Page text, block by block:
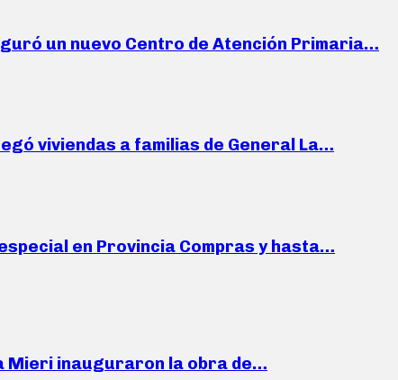
un nuevo Centro de Atención Primaria…
viviendas a familias de General La…
en Provincia Compras y hasta…
Mieri inauguraron la obra de…